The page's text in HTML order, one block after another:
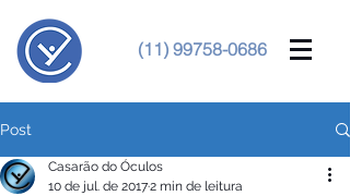
(11) 99758-0686
Post
Casarão do Óculos
10 de jul. de 20172 min de leitura